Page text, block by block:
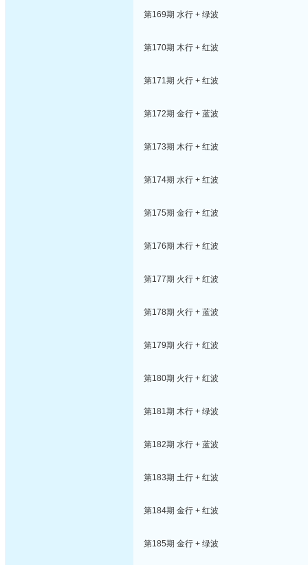
第169期 水行 + 绿波
第170期 木行 + 红波
第171期 火行 + 红波
第172期 金行 + 蓝波
第173期 木行 + 红波
第174期 水行 + 红波
第175期 金行 + 红波
第176期 木行 + 红波
第177期 火行 + 红波
第178期 火行 + 蓝波
第179期 火行 + 红波
第180期 火行 + 红波
第181期 木行 + 绿波
第182期 水行 + 蓝波
第183期 土行 + 红波
第184期 金行 + 红波
第185期 金行 + 绿波